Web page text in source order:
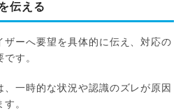
伝える
ザーへ要望を具体的に伝え、対応の
す。
一時的な状況や認識のズレが原因
。